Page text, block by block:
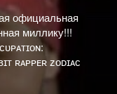
официальная
миллику!!!
ʀᴀᴘᴘᴇʀ ᴢᴏᴅɪᴀᴄ